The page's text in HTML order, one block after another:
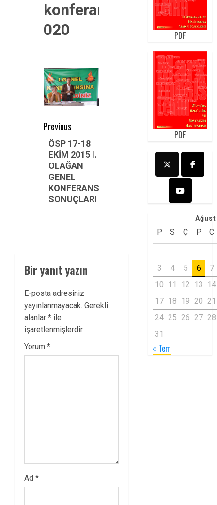
konferans
020
Post
navigation
Previous
Previous
post:
ÖSP 17-18
EKİM 2015 I.
OLAĞAN
GENEL
KONFERANS
SONUÇLARI
Bir yanıt yazın
E-posta adresiniz
yayınlanmayacak. Gerekli
alanlar * ile
işaretlenmişlerdir
Yorum *
Ad *
PDF
PDF
P S Ç P C
3 4 5 6
7
10 11 12 13
14
17 18 19 20 21
24 25 26 27 28
31
« Tem